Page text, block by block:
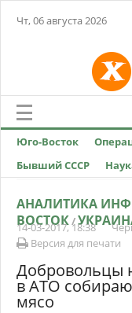
Чт, 06 августа 2026
Юго-Восток
Бывший СССР
АНАЛИТИКА
ВОСТОК/
14-03-2017, 18:38
Версия для печати
Добровольцы
в АТО
мясо